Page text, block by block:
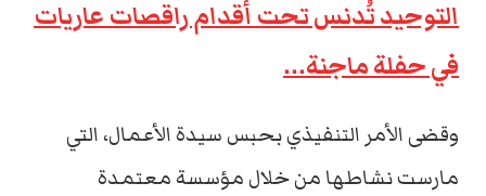
التوحيد تُدنس تحت أقدام راقصات عاريات
في حفلة ماجنة…
وقضى الأمر التنفيذي بحبس سيدة الأعمال، التي
مارست نشاطها من خلال مؤسسة معتمدة